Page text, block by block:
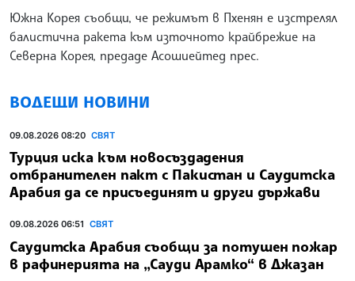
Южна Корея съобщи, че режимът в Пхенян е изстрелял
балистична ракета към източното крайбрежие на
Северна Корея, предаде Асошиейтед прес.
ВОДЕЩИ НОВИНИ
09.08.2026 08:20 СВЯТ
Турция иска към новосъздадения
отбранителен пакт с Пакистан и Саудитска
Арабия да се присъединят и други държави
09.08.2026 06:51 СВЯТ
Саудитска Арабия съобщи за потушен пожар
в рафинерията на „Сауди Арамко“ в Джазан